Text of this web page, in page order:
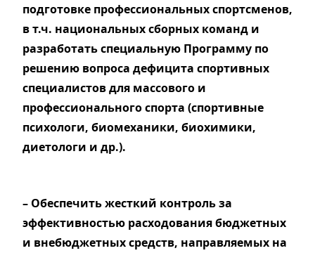
подготовке профессиональных спортсменов,
в т.ч. национальных сборных команд и
разработать специальную Программу по
решению вопроса дефицита спортивных
специалистов для массового и
профессионального спорта (спортивные
психологи, биомеханики, биохимики,
диетологи и др.).
– Обеспечить жесткий контроль за
эффективностью расходования бюджетных
и внебюджетных средств, направляемых на